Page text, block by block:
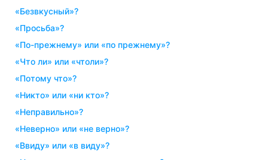
«безвкусный»?
«просьба»?
«по-прежнему» или «по прежнему»?
«что ли» или «чтоли»?
«потому что»?
«никто» или «ни кто»?
«неправильно»?
«неверно» или «не верно»?
«ввиду» или «в виду»?